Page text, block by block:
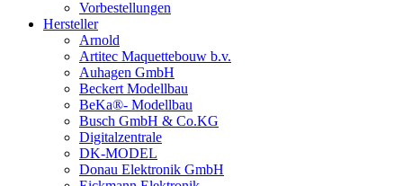
Vorbestellungen
Hersteller
Arnold
Artitec Maquettebouw b.v.
Auhagen GmbH
Beckert Modellbau
BeKa®- Modellbau
Busch GmbH & Co.KG
Digitalzentrale
DK-MODEL
Donau Elektronik GmbH